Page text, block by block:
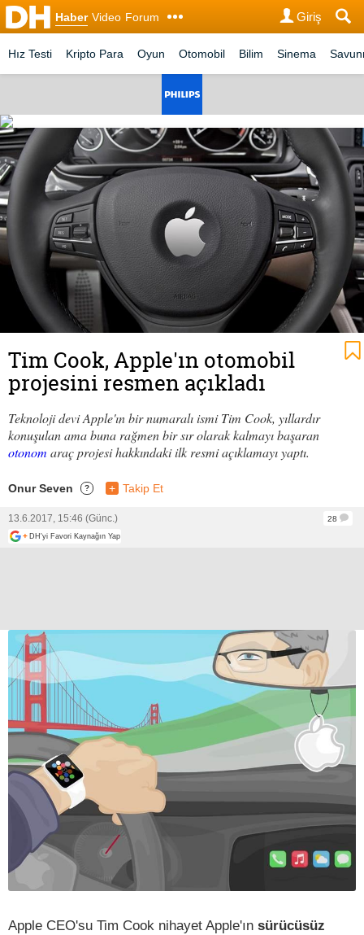
Haber Video Forum Giriş
Hız Testi Kripto Para Oyun Otomobil Bilim Sinema
Tim Cook, Apple'ın otomobil
projesini resmen açıkladı
Teknoloji devi Apple'ın bir numaralı ismi Tim Cook, yıllardır
konuşulan ama buna rağmen bir sır olarak kalmayı başaran
otonom araç projesi hakkındaki ilk resmi açıklamayı yaptı.
Onur Seven ? + Takip Et
13.6.2017, 15:46 (Günc.)
28
+ DH'yi Favori Kaynağın Yap
Apple CEO'su Tim Cook nihayet Apple'ın sürücüsüz